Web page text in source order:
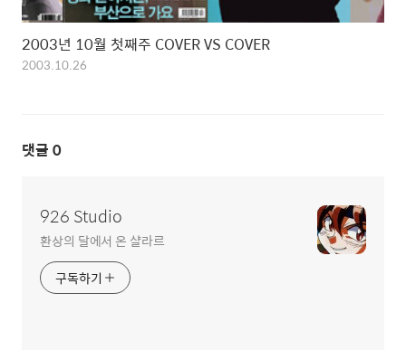
2003년 10월 첫째주 COVER VS COVER
2003.10.26
댓글 0
926 Studio
환상의 달에서 온 샬라르
구독하기